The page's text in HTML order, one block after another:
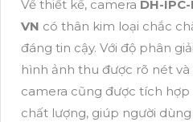
Về thiết kế, camera DH-
VN có thân kim loại chắc
đáng tin cậy. Với độ phân
hình ảnh thu được rõ nét và
camera cũng được tích
chất lượng, giúp người